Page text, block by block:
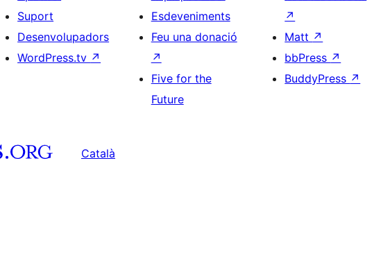
Suport
Desenvolupadors
WordPress.tv ↗
Esdeveniments
Feu una donació
↗
Five for the
Future
↗
Matt ↗
bbPress ↗
BuddyPress ↗
Català